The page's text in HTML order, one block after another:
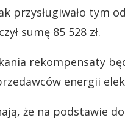
przysługiwało tym
sumę 85 528 zł.
rekompensaty
energii
że na podstawie